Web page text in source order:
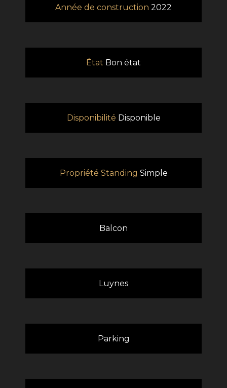
Année de construction 2022
État Bon état
Disponibilité Disponible
Propriété Standing Simple
Balcon
Luynes
Parking